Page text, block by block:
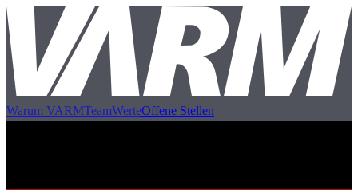
Warum VARMTeamWerteOffene Stellen